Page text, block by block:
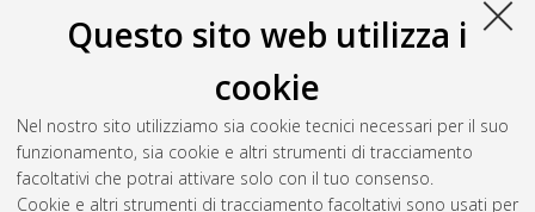
Questo sito web utilizza i
cookie
Nel nostro sito utilizziamo sia cookie tecnici necessari per il suo
funzionamento, sia cookie e altri strumenti di tracciamento
facoltativi che potrai attivare solo con il tuo consenso.
Cookie e altri strumenti di tracciamento facoltativi sono usati per
Menghi, Enrico(2024)Establishment of a radiomics
laboratory: data mining and quantitative imaging techniques in
clinical radiation oncology, [Dissertation thesis], Alma Mater
Studiorum Università di Bologna. Dottorato di ricerca in Fisica
36 Ciclo. DOI 10.48676/unibo/amsdottorato/11151.